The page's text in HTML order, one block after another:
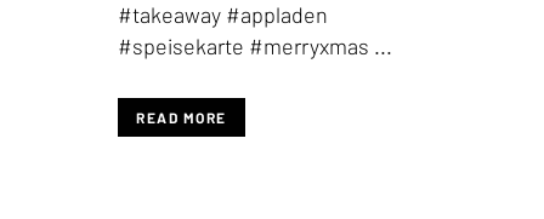
#takeaway #appladen
#speisekarte #merryxmas ...
READ MORE